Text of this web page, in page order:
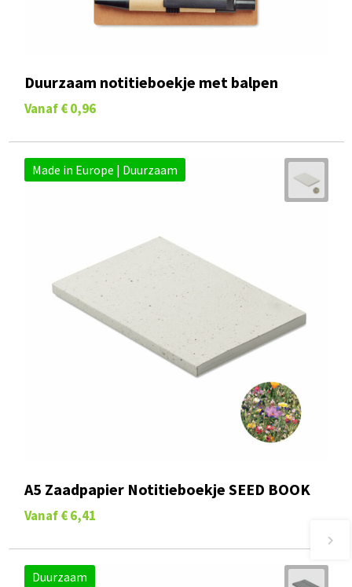
Duurzaam notitieboekje met balpen
Vanaf € 0,96
Made in Europe | Duurzaam
A5 Zaadpapier Notitieboekje SEED BOOK
Vanaf € 6,41
Duurzaam